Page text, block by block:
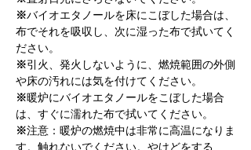
※バイオエタノールを床にこぼした場合は、
布でそれを吸収し、次に湿った布で拭いてく
ださい。
※引火、発火しないように、燃焼範囲の外側
や床の汚れには気を付けてください。
※暖炉にバイオエタノールをこぼした場合
は、すぐに濡れた布で拭いてください。
※注意：暖炉の燃焼中は非常に高温になりま
す。触れないでください。やけどをする